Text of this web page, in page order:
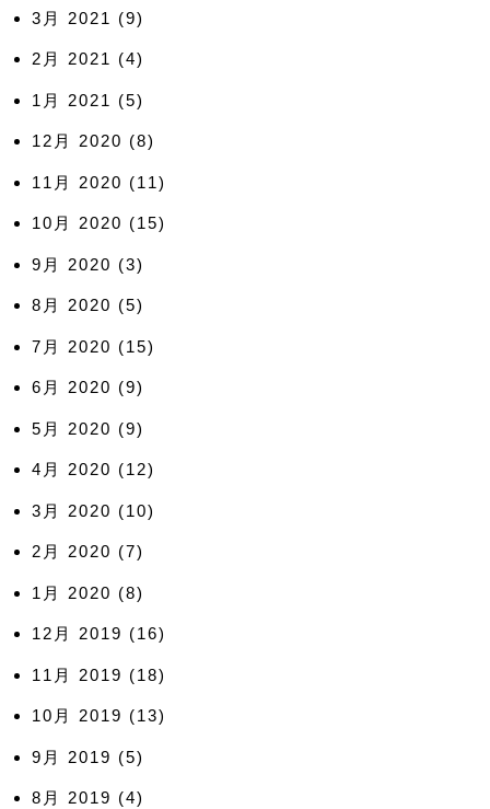
3月 2021 (9)
2月 2021 (4)
1月 2021 (5)
12月 2020 (8)
11月 2020 (11)
10月 2020 (15)
9月 2020 (3)
8月 2020 (5)
7月 2020 (15)
6月 2020 (9)
5月 2020 (9)
4月 2020 (12)
3月 2020 (10)
2月 2020 (7)
1月 2020 (8)
12月 2019 (16)
11月 2019 (18)
10月 2019 (13)
9月 2019 (5)
8月 2019 (4)